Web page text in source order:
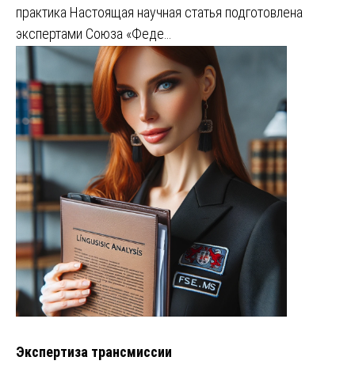
практика Настоящая научная статья подготовлена
экспертами Союза «Феде…
Экспертиза трансмиссии